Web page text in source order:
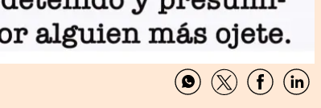
CompartirCompartirCompartir